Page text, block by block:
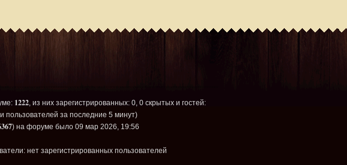
1222, из них зарегистрированных: 0, 0 скрытых и гостей:
пользователей за последние 5 минут)
) на форуме было 09 мар 2026, 19:56
нет зарегистрированных пользователей